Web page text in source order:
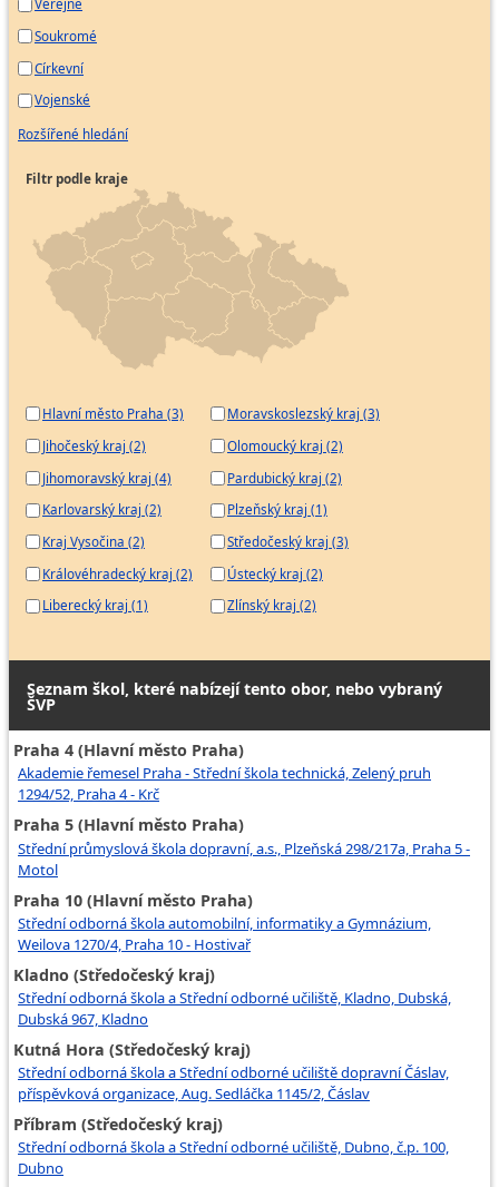
Veřejné
Soukromé
Církevní
Vojenské
Rozšířené hledání
Filtr podle kraje
Hlavní město Praha (3)
Jihočeský kraj (2)
Jihomoravský kraj (4)
Karlovarský kraj (2)
Kraj Vysočina (2)
Královéhradecký kraj (2)
Liberecký kraj (1)
Moravskoslezský kraj (3)
Olomoucký kraj (2)
Pardubický kraj (2)
Plzeňský kraj (1)
Středočeský kraj (3)
Ústecký kraj (2)
Zlínský kraj (2)
Seznam škol, které nabízejí tento obor, nebo vybraný
ŠVP
Praha 4 (Hlavní město Praha)
Akademie řemesel Praha - Střední škola technická, Zelený pruh
1294/52, Praha 4 - Krč
Praha 5 (Hlavní město Praha)
Střední průmyslová škola dopravní, a.s., Plzeňská 298/217a, Praha 5 -
Motol
Praha 10 (Hlavní město Praha)
Střední odborná škola automobilní, informatiky a Gymnázium,
Weilova 1270/4, Praha 10 - Hostivař
Kladno (Středočeský kraj)
Střední odborná škola a Střední odborné učiliště, Kladno, Dubská,
Dubská 967, Kladno
Kutná Hora (Středočeský kraj)
Střední odborná škola a Střední odborné učiliště dopravní Čáslav,
příspěvková organizace, Aug. Sedláčka 1145/2, Čáslav
Příbram (Středočeský kraj)
Střední odborná škola a Střední odborné učiliště, Dubno, č.p. 100,
Dubno